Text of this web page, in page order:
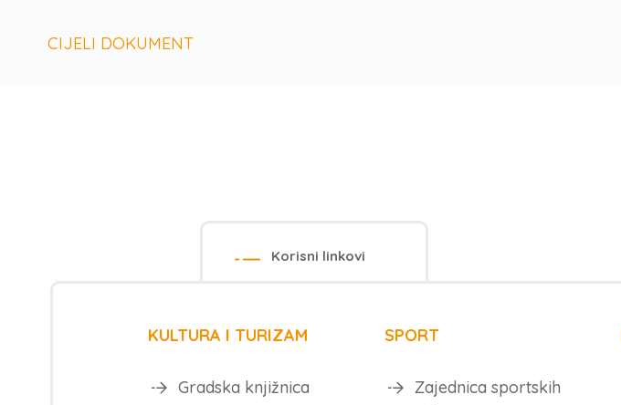
CIJELI DOKUMENT
Korisni linkovi
KULTURA I TURIZAM
Gradska knjižnica
SPORT
Zajednica sportskih